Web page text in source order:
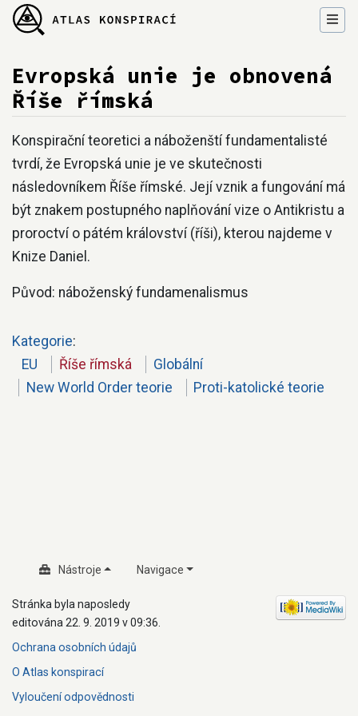
Evropská unie je obnovená
Říše římská
Přejít na:navigace,hledání
Konspirační teoretici a náboženští fundamentalisté
tvrdí, že Evropská unie je ve skutečnosti
následovníkem Říše římské. Její vznik a fungování má
být znakem postupného naplňování vize o Antikristu a
proroctví o pátém království (říši), kterou najdeme v
Knize Daniel.
Původ: náboženský fundamenalismus
Kategorie:
EU
Říše římská
Globální
New World Order teorie
Proti-katolické teorie
Nástroje Navigace
Stránka byla naposledy
editována 22. 9. 2019 v 09:36.
Ochrana osobních údajů
O Atlas konspirací
Vyloučení odpovědnosti